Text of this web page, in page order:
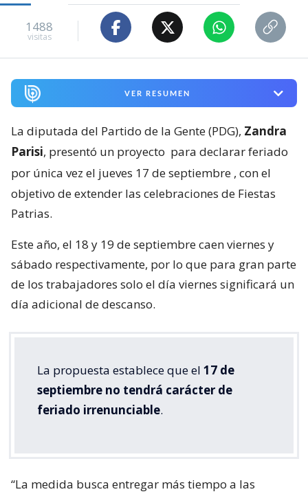
1488
visitas
VER RESUMEN
La diputada del Partido de la Gente (PDG), Zandra
Parisi, presentó un proyecto para declarar feriado
por única vez el jueves 17 de septiembre , con el
objetivo de extender las celebraciones de Fiestas
Patrias.
Este año, el 18 y 19 de septiembre caen viernes y
sábado respectivamente, por lo que para gran parte
de los trabajadores solo el día viernes significará un
día adicional de descanso.
La propuesta establece que el 17 de
septiembre no tendrá carácter de
feriado irrenunciable.
“La medida busca entregar más tiempo a las